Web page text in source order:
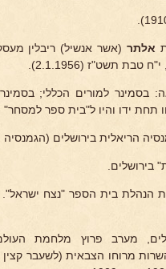
אלתר (אשר אנשיל) ריבלין
תשט"ז (2.1.1956).
ידו והיו ל"בית ספר
בירושלים.
הנהלת בית הספר "נצח
מרוחו הצבאית (לשעבר